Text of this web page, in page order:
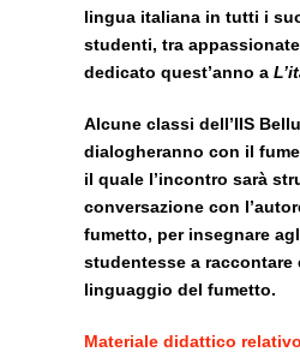
lingua italiana in tutti i
studenti, tra
dedicato quest’anno a
Alcune classi dell’IIS
dialogheranno con il
il quale l’incontro sarà
conversazione con
fumetto, per insegnare
studentesse a raccontare
linguaggio del fumetto.
Materiale didattico